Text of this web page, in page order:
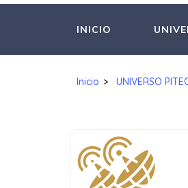
INICIO
Inicio > UNIVERSO